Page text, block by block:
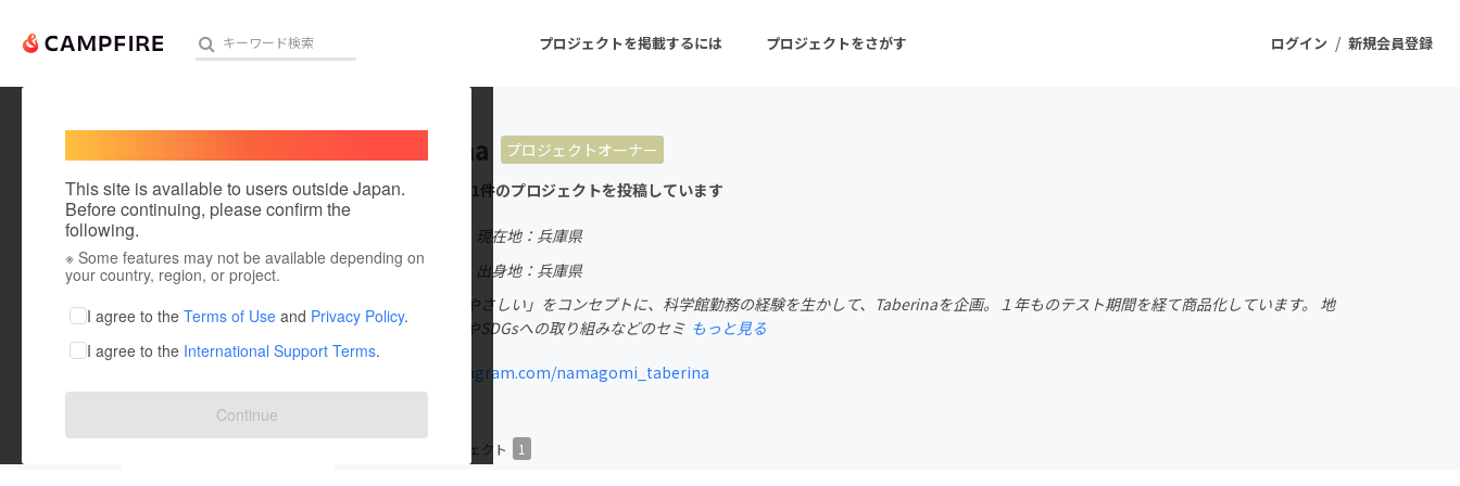
ログイン / 新規会員登録
プロジェクトを掲載するには プロジェクトをさがす
人気のプロジェクト 注目のリターン 注目の新着プロジェクト
アート・写真 音楽
テクノロジー・ガジェット
ゲーム・サービス開発 フード・飲食店
ファッション
映像・映画
ビジネス・起業
まちづくり・地域活性化
This site is available to users outside Japan.
Before continuing, please confirm the
following.
※ Some features may not be available depending on
your country, region, or project.
I agree to the Terms of Use and Privacy Policy.
I agree to the International Support Terms.
Continue
Taberina
プロジェクトオーナー
これまでに1件のプロジェクトを投稿しています
現在地：兵庫県
出身国：日本
出身地：兵庫県
「人と環境にやさしい」をコンセプトに、科学館勤務の経験を生かして、Taberinaを企画。１年ものテスト期間を経て商品化しています。 地
球環境の問題やSDGsへの取り組みなどのセミ もっと見る
www.instagram.com/namagomi_taberina
プロジェクト 1